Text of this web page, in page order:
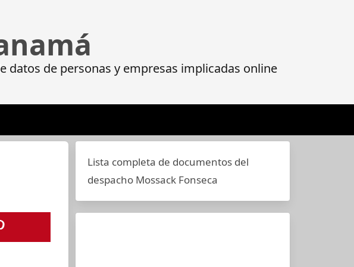
datos de personas y empresas implicadas online
Lista completa de documentos del
despacho Mossack Fonseca